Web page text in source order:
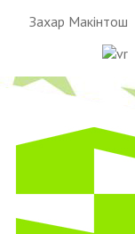
Захар Макінтош